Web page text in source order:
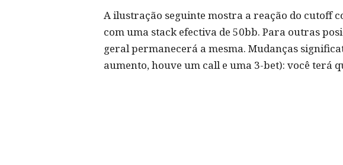
A ilustração seguinte mostra a reação do cutoff
com uma stack efectiva de 50bb. Para outras
geral permanecerá a mesma. Mudanças
aumento, houve um call e uma 3-bet): você terá